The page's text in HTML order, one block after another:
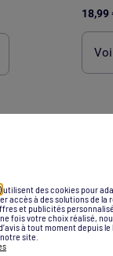
utilisent des cookies pour
accès à des solutions de
et publicités
fois votre choix réalisé,
à tout moment depuis le
site.
18,99